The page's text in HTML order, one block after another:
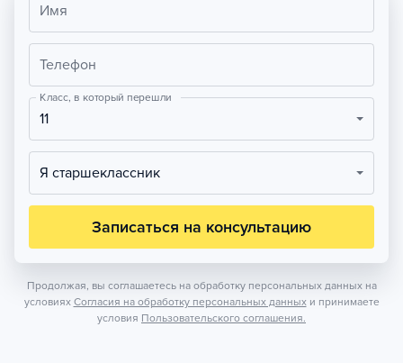
Имя
Телефон
Класс, в который перешли
11
Я старшеклассник
Записаться на консультацию
Продолжая, вы соглашаетесь на обработку персональных данных на
условиях Согласия на обработку персональных данных и принимаете
условия Пользовательского соглашения.